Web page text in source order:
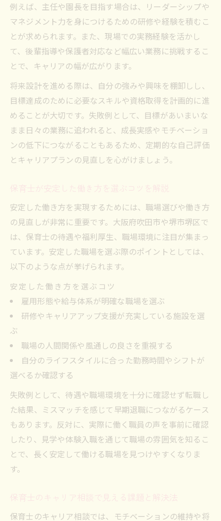
例えば、主任や園長を目指す場合は、リーダーシップや
マネジメント力を身につけるための研修や経験を積むこ
とが求められます。また、現場での実務経験を活かし
て、後輩指導や保護者対応など幅広い業務に挑戦するこ
とで、キャリアの幅が広がります。
将来設計を進める際は、自分の強みや興味を棚卸しし、
目標達成のために必要なスキルや資格取得を計画的に進
めることが大切です。失敗例として、目標があいまいな
まま日々の業務に追われると、成長実感やモチベーショ
ンの低下につながることもあるため、定期的な自己評価
とキャリアプランの見直しを心がけましょう。
保育士が安定した働き方を選ぶコツを解説
安定した働き方を実現するためには、職場選びや働き方
の見直しが非常に重要です。大阪府吹田市や堺市堺区で
は、保育士の待遇や福利厚生、職場環境に注目が集まっ
ています。安定した職場を選ぶ際のポイントとしては、
以下のような点が挙げられます。
安定した働き方を選ぶコツ
雇用形態や給与体系が明確な職場を選ぶ
研修やキャリアアップ支援が充実している施設を選
ぶ
職場の人間関係や風通しの良さを重視する
自分のライフスタイルに合った勤務時間やシフトが
選べるか確認する
失敗例として、待遇や職場環境を十分に確認せず転職し
た結果、ミスマッチを感じて早期退職につながるケース
もあります。反対に、実際に働く職員の声を事前に確認
したり、見学や体験入職を通じて職場の雰囲気を知るこ
とで、長く安定して働ける職場を見つけやすくなりま
す。
保育士のキャリア相談で見える課題と解決法
保育士のキャリア相談では、モチベーションの維持や将